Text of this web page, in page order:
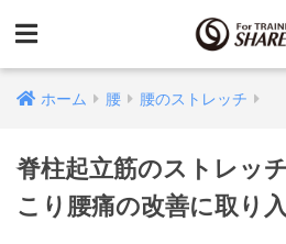
ホーム 腰 腰のストレッチ
脊柱起立筋のストレッ
こり腰痛の改善に取り